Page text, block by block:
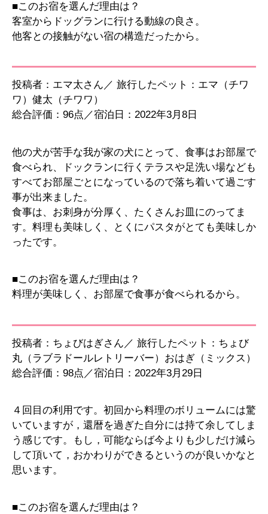
■このお宿を選んだ理由は？
客室からドッグランに行ける動線の良さ。
他客との接触がない宿の構造だったから。
投稿者：エマ太さん／ 旅行したペット：エマ（チワ
ワ）健太（チワワ）
総合評価：96点／宿泊日：2022年3月8日
他の犬が苦手な我が家の犬にとって、食事はお部屋で
食べられ、ドックランに行くテラスや足洗い場なども
すべてお部屋ごとになっているので落ち着いて過ごす
事が出来ました。
食事は、お刺身が分厚く、たくさんお皿にのってま
す。料理も美味しく、とくにパスタがとても美味しか
ったです。
■このお宿を選んだ理由は？
料理が美味しく、お部屋で食事が食べられるから。
投稿者：ちょびはぎさん／ 旅行したペット：ちょび
丸（ラブラドールレトリーバー）おはぎ（ミックス）
総合評価：98点／宿泊日：2022年3月29日
４回目の利用です。初回から料理のボリュームには驚
いていますが，還暦を過ぎた自分には持て余してしま
う感じです。もし，可能ならば今よりも少しだけ減ら
して頂いて，おかわりができるというのが良いかなと
思います。
■このお宿を選んだ理由は？